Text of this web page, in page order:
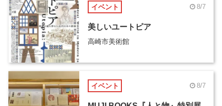
イベント 8/7
美しいユートピア
高崎市美術館
イベント 8/7